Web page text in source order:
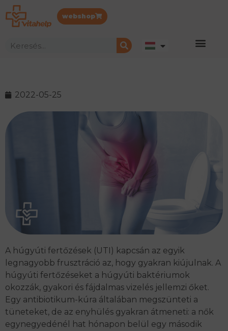
webshop
2022-05-25
A húgyúti fertőzések (UTI) kapcsán az egyik
legnagyobb frusztráció az, hogy gyakran kiújulnak. A
húgyúti fertőzéseket a húgyúti baktériumok
okozzák, gyakori és fájdalmas vizelés jellemzi őket.
Egy antibiotikum-kúra általában megszünteti a
tüneteket, de az enyhülés gyakran átmeneti: a nők
egynegyedénél hat hónapon belül egy második